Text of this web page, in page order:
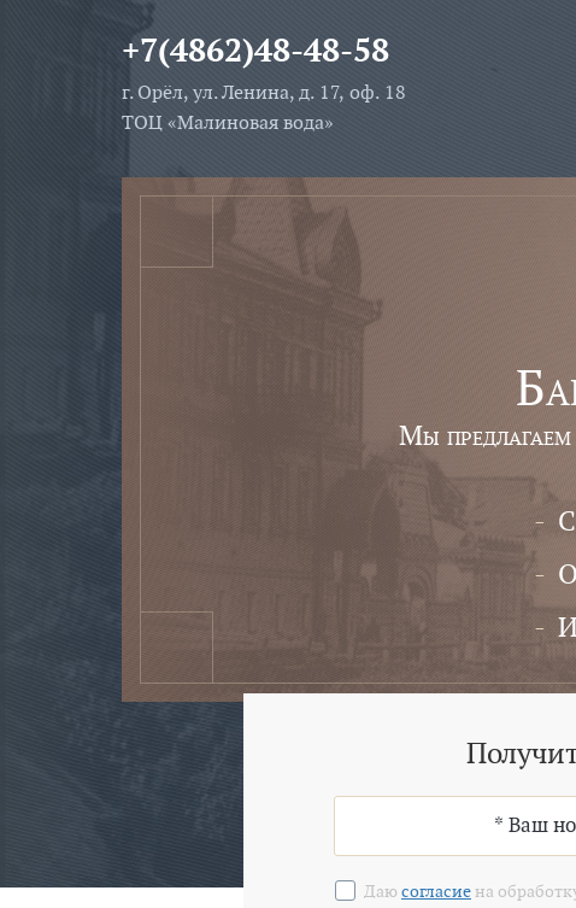
+7(4862)48-48-58
г. Орёл, ул. Ленина, д. 17, оф. 18
ТОЦ «Малиновая вода»
Мы предлагаем
Даю согласиена